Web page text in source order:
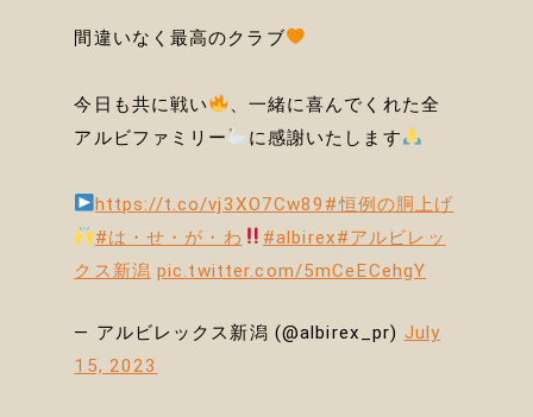
間違いなく最高のクラブ
今日も共に戦い
、一緒に喜んでくれた全
アルビファミリー
に感謝いたします
https://t.co/vj3XO7Cw89 #恒例の胴上げ
#は・せ・が・わ
#albirex#アルビレッ
クス新潟 pic.twitter.com/5mCeECehgY
— アルビレックス新潟 (@albirex_pr) July
15, 2023